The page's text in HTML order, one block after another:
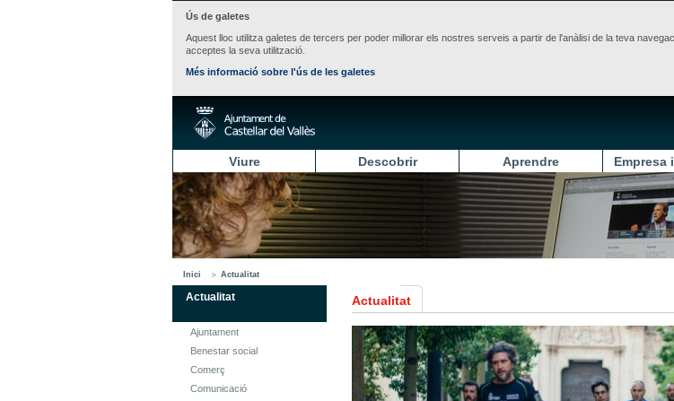
Ús de galetes
Aquest lloc utilitza galetes de tercers per poder millorar els nostres serveis a partir de l'anàlisi de la teva
acceptes la seva utilització.
Més informació sobre l'ús de les galetes
Viure Descobrir Aprendre Empresa
Inici Actualitat
Actualitat
Ajuntament
Benestar social
Comerç
Comunicació
Actualitat